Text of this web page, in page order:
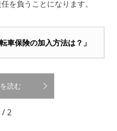
を負うことになります。
車保険の加入方法は？」
読む
/ 2